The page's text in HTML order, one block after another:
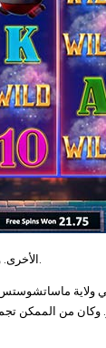
ألعاب Multiway Xtra IGT الأخرى. ولكن، ستحتاج إلى التخطيط لما لا يقل عن 100 دورة للعثور على هذه الأحجار النارية.
وكان من الممكن